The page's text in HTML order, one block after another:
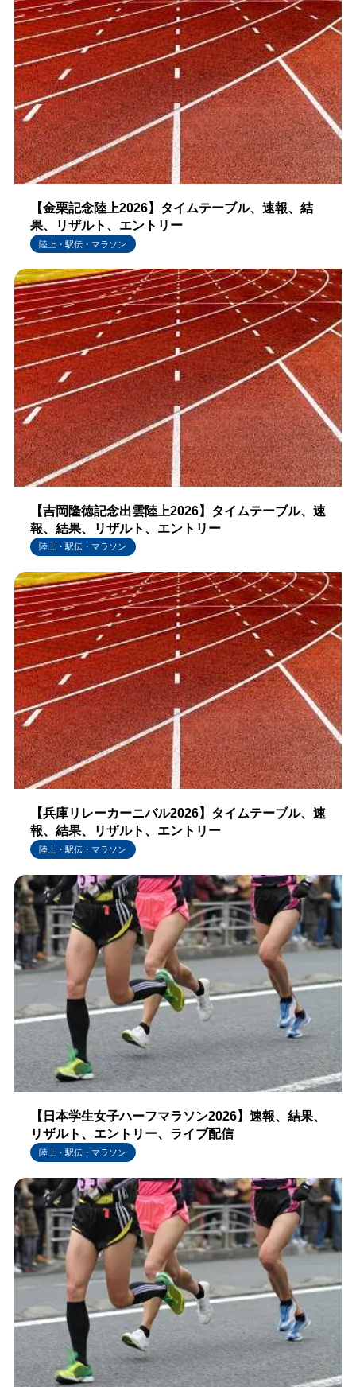
【金栗記念陸上2026】タイムテーブル、速報、結
果、リザルト、エントリー
陸上・駅伝・マラソン
【吉岡隆徳記念出雲陸上2026】タイムテーブル、速
報、結果、リザルト、エントリー
陸上・駅伝・マラソン
【兵庫リレーカーニバル2026】タイムテーブル、速
報、結果、リザルト、エントリー
陸上・駅伝・マラソン
【日本学生女子ハーフマラソン2026】速報、結果、
リザルト、エントリー、ライブ配信
陸上・駅伝・マラソン